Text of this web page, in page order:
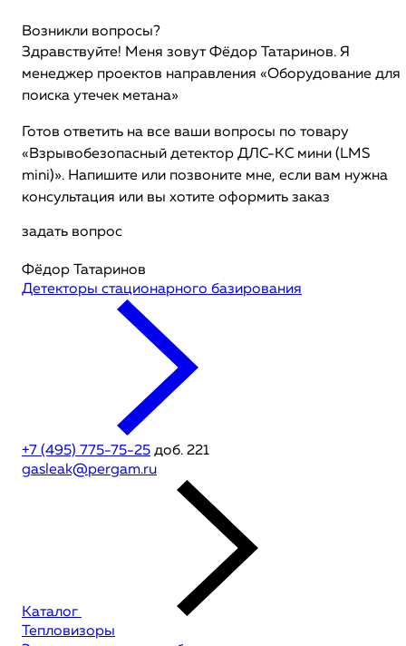
Возникли вопросы?
Здравствуйте! Меня зовут Фёдор Татаринов. Я
менеджер проектов направления «Оборудование для
поиска утечек метана»
Готов ответить на все ваши вопросы по товару
«Взрывобезопасный детектор ДЛС-КС мини (LMS
mini)». Напишите или позвоните мне, если вам нужна
консультация или вы хотите оформить заказ
задать вопрос
Фёдор Татаринов
Детекторы стационарного базирования
+7 (495) 775-75-25 доб. 221
gasleak@pergam.ru
Каталог
Тепловизоры